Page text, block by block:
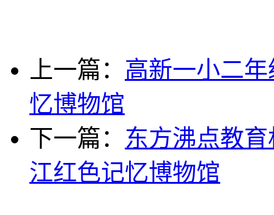
上一篇： 高新一小二
忆博物馆
下一篇： 东方沸点教
江红色记忆博物馆